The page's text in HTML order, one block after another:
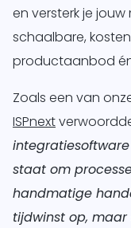
en versterk je
schaalbare,
productaanbod
Zoals een van
ISPnext
staat om
handmatige
tijdwinst op,